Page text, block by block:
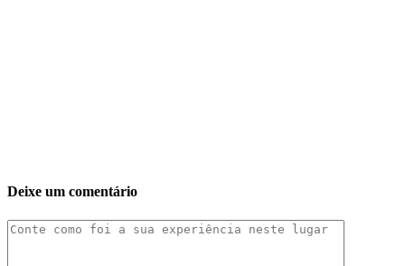
Deixe um comentário